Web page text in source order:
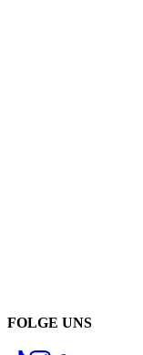
FOLGE UNS